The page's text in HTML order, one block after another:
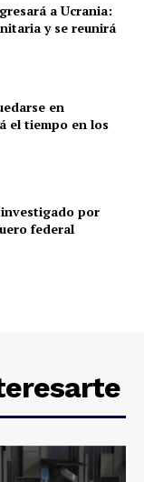
a Ucrania:
y se reunirá
en
el tiempo en los
investigado por
federal